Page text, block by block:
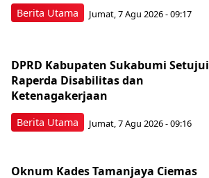
Berita Utama Jumat, 7 Agu 2026 - 09:17
Berita Utama
DPRD Kabupaten Sukabumi Setujui
Raperda Disabilitas dan
Ketenagakerjaan
Jumat, 7 Agu 2026 - 09:16
Oknum Kades Tamanjaya Ciemas